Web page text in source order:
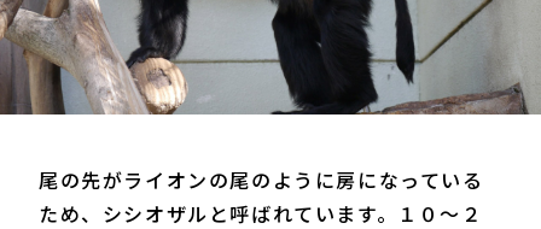
尾の先がライオンの尾のように房になっている
ため、シシオザルと呼ばれています。１０～２